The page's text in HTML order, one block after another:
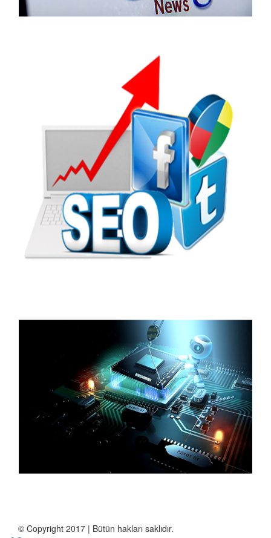
Where you can buyLouis Vuitton Replica:
© Copyright 2017 | Bütün hakları saklıdır.